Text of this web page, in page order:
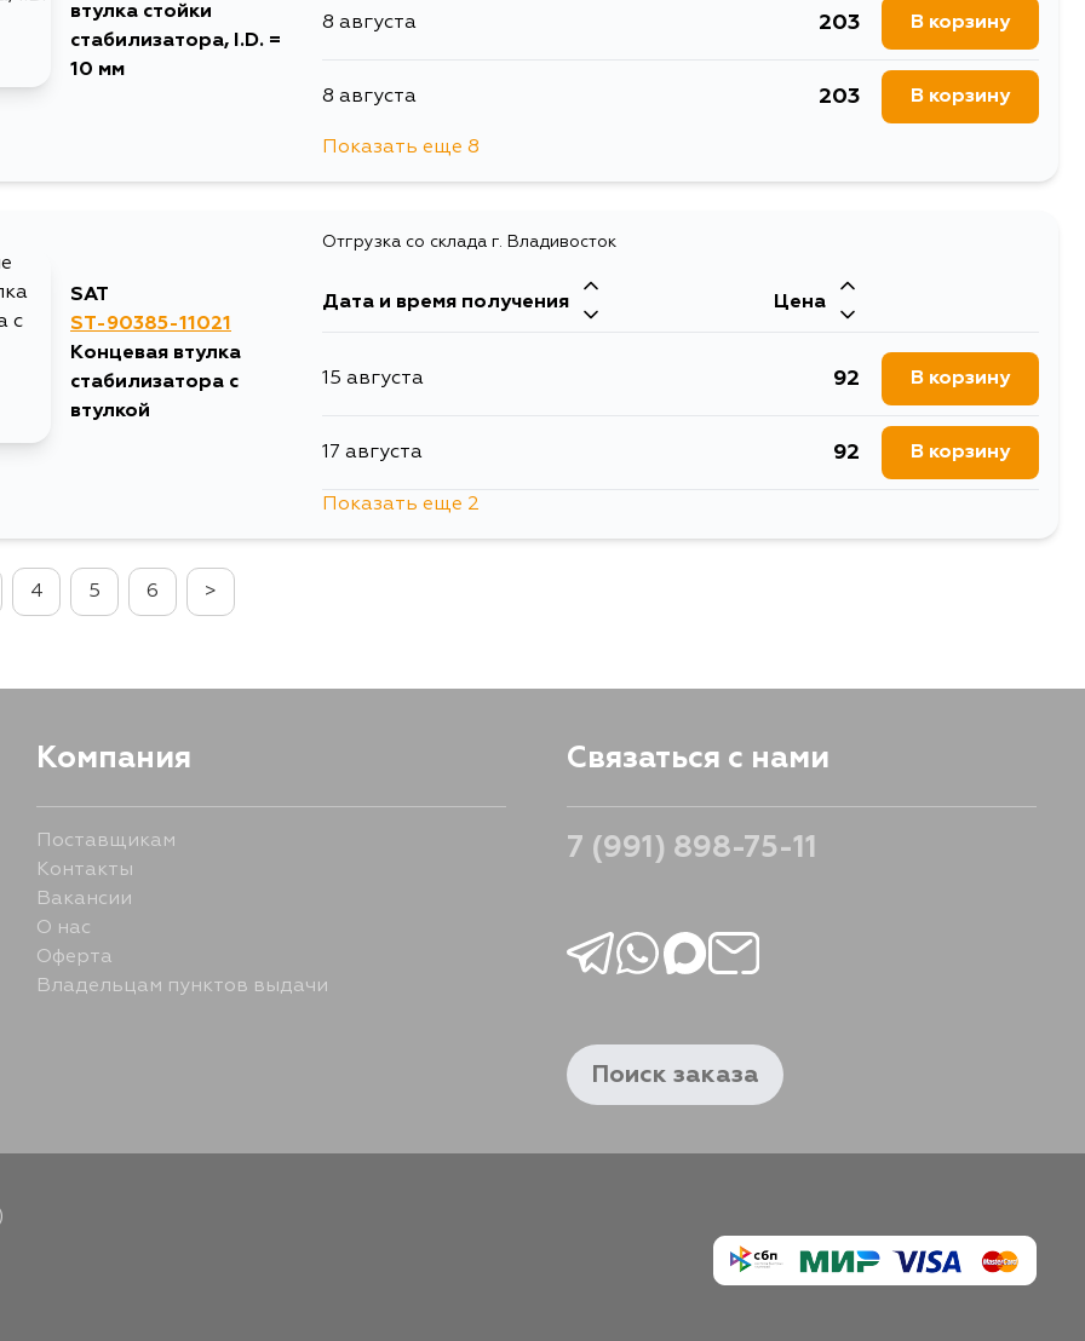
втулка стойки
стабилизатора, I.D. =
10 мм
8 августа 203 В корзину
8 августа 203 В корзину
10 августа
11 августа 1043
13 августа 245 В корзину
14 августа 203 В корзину
28 августа 203 В корзину
30 августа 203 В корзину
Показать еще 8
SAT
ST-90385-11021
Концевая втулка
стабилизатора с
втулкой
Отгрузка со склада г. Владивосток
Дата и время получения Цена
15 августа 92 В корзину
17 августа 92 В корзину
Показать еще 2
4 5 6 >
Компания
Поставщикам
Контакты
Вакансии
О нас
Оферта
Владельцам пунктов выдачи
Связаться с нами
7 (991) 898-75-11
Поиск заказа